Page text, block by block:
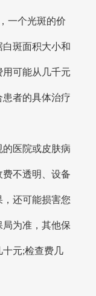
一个光斑的价
斑面积大小和
可能从几千元
者的具体治疗
医院或皮肤病
不透明、设备
还可能损害您
为准，其他保
十元;检查费几